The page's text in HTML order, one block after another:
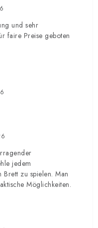
und sehr
faire Preise geboten
jedem
Brett zu spielen. Man
Möglichkeiten.